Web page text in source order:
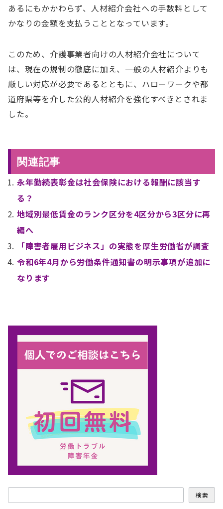
あるにもかかわらず、人材紹介会社への手数料として
かなりの金額を支払うこととなっています。
このため、介護事業者向けの人材紹介会社について
は、現在の規制の徹底に加え、一般の人材紹介よりも
厳しい対応が必要であるとともに、ハローワークや都
道府県等を介した公的人材紹介を強化すべきとされま
した。
関連記事
永年勤続表彰金は社会保険における報酬に該当す
る？
地域別最低賃金のランク区分を4区分から3区分に再
編へ
「障害者雇用ビジネス」の実態を厚生労働省が調査
令和6年4月から労働条件通知書の明示事項が追加に
なります
索
検索